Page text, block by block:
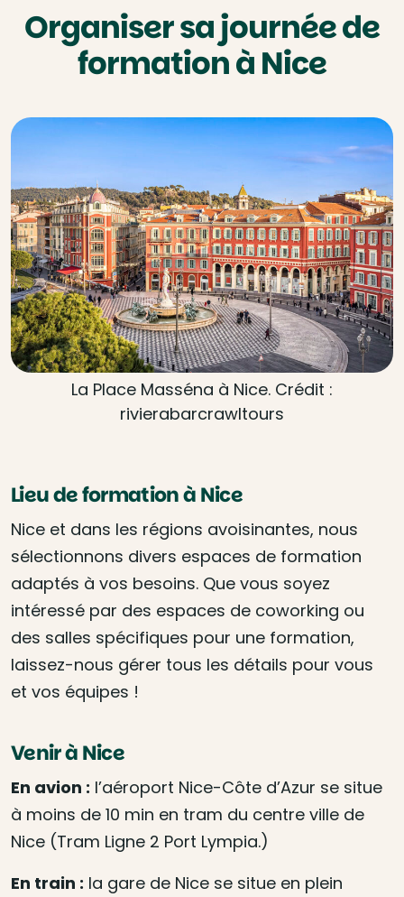
Organiser sa journée de
formation à Nice
La Place Masséna à Nice. Crédit :
rivierabarcrawltours
Lieu de formation à Nice
Nice et dans les régions avoisinantes, nous
sélectionnons divers espaces de formation
adaptés à vos besoins. Que vous soyez
intéressé par des espaces de coworking ou
des salles spécifiques pour une formation,
laissez-nous gérer tous les détails pour vous
et vos équipes !
Venir à Nice
En avion : l’aéroport Nice-Côte d’Azur se situe
à moins de 10 min en tram du centre ville de
Nice (Tram Ligne 2 Port Lympia.)
En train : la gare de Nice se situe en plein